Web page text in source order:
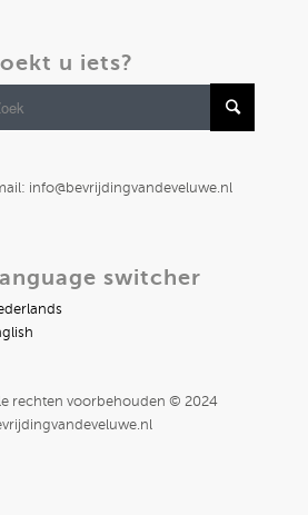
u iets?
info@bevrijdingvandeveluwe.nl
switcher
rechten voorbehouden © 2024